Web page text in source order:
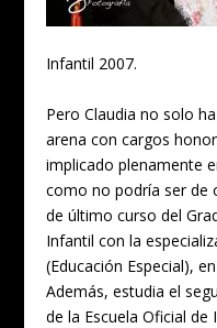
Infantil 2007.
Pero Claudia no solo
arena con cargos
implicado plenamente
como no podría ser de
de último curso del
Infantil con la
(Educación Especial),
Además, estudia el
de la Escuela Oficial de